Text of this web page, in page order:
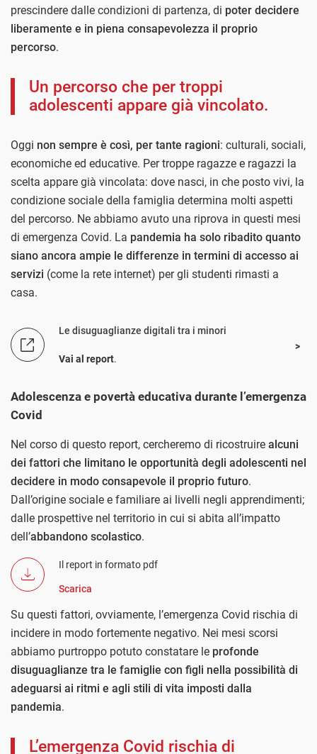
prescindere dalle condizioni di partenza, di poter decidere
liberamente e in piena consapevolezza il proprio
percorso.
Un percorso che per troppi
adolescenti appare già vincolato.
Oggi non sempre è così, per tante ragioni: culturali, sociali,
economiche ed educative. Per troppe ragazze e ragazzi la
scelta appare già vincolata: dove nasci, in che posto vivi, la
condizione sociale della famiglia determina molti aspetti
del percorso. Ne abbiamo avuto una riprova in questi mesi
di emergenza Covid. La pandemia ha solo ribadito quanto
siano ancora ampie le differenze in termini di accesso ai
servizi (come la rete internet) per gli studenti rimasti a
casa.
Le disuguaglianze digitali tra i minori
Vai al report.
Adolescenza e povertà educativa durante l’emergenza
Covid
Nel corso di questo report, cercheremo di ricostruire alcuni
dei fattori che limitano le opportunità degli adolescenti nel
decidere in modo consapevole il proprio futuro.
Dall’origine sociale e familiare ai livelli negli apprendimenti;
dalle prospettive nel territorio in cui si abita all’impatto
dell’abbandono scolastico.
Il report in formato pdf
Scarica
Su questi fattori, ovviamente, l’emergenza Covid rischia di
incidere in modo fortemente negativo. Nei mesi scorsi
abbiamo purtroppo potuto constatare le profonde
disuguaglianze tra le famiglie con figli nella possibilità di
adeguarsi ai ritmi e agli stili di vita imposti dalla
pandemia.
L’emergenza Covid rischia di